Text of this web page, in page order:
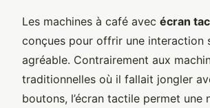
Les machines à café avec écran
conçues pour offrir une interaction
agréable. Contrairement aux
traditionnelles où il fallait jongler
boutons, l’écran tactile permet une